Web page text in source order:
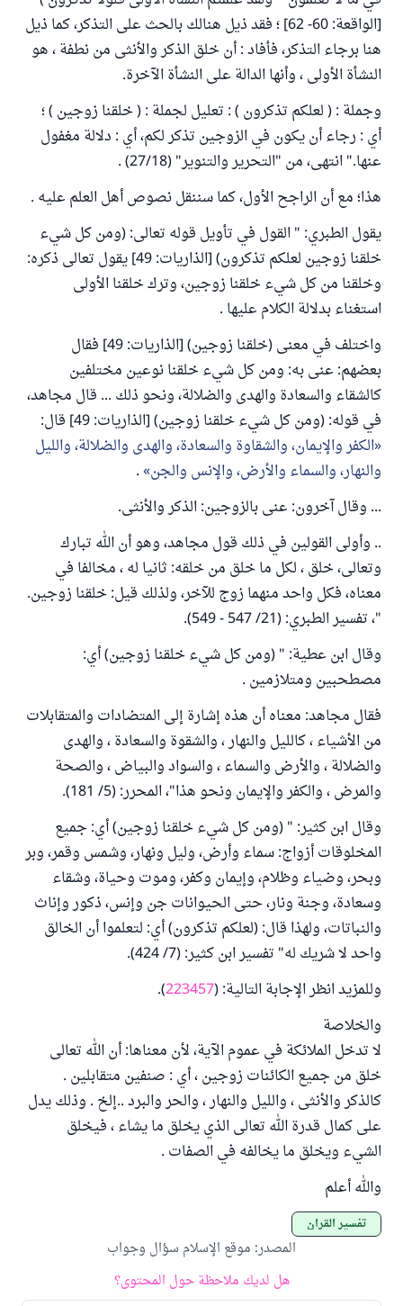
[الواقعة: 60- 62] ؛ فقد ذيل هنالك بالحث على التذكر، كما ذيل
هنا برجاء التذكر، فأفاد : أن خلق الذكر والأنثى من نطفة ، هو
النشأة الأولى ، وأنها الدالة على النشأة الآخرة.
وجملة : ( لعلكم تذكرون ) : تعليل لجملة : ( خلقنا زوجين ) ؛
أي : رجاء أن يكون في الزوجين تذكر لكم، أي : دلالة مغفول
عنها." انتهى، من "التحرير والتنوير" (27/18) .
هذا؛ مع أن الراجح الأول، كما سننقل نصوص أهل العلم عليه .
يقول الطبري: " القول في تأويل قوله تعالى: (ومن كل شيء
خلقنا زوجين لعلكم تذكرون) [الذاريات: 49] يقول تعالى ذكره:
وخلقنا من كل شيء خلقنا زوجين، وترك خلقنا الأولى
استغناء بدلالة الكلام عليها .
واختلف في معنى (خلقنا زوجين) [الذاريات: 49] فقال
بعضهم: عنى به: ومن كل شيء خلقنا نوعين مختلفين
كالشقاء والسعادة والهدى والضلالة، ونحو ذلك ... قال مجاهد،
في قوله: (ومن كل شيء خلقنا زوجين) [الذاريات: 49] قال:
الكفر والإيمان، والشقاوة والسعادة، والهدى والضلالة، والليل
والنهار، والسماء والأرض، والإنس والجن .
... وقال آخرون: عنى بالزوجين: الذكر والأنثى.
.. وأولى القولين في ذلك قول مجاهد، وهو أن الله تبارك
وتعالى، خلق ، لكل ما خلق من خلقه: ثانيا له ، مخالفا في
معناه، فكل واحد منهما زوج للآخر، ولذلك قيل: خلقنا زوجين.
"، تفسير الطبري: (21/ 547 - 549).
وقال ابن عطية: " (ومن كل شيء خلقنا زوجين) أي:
مصطحبين ومتلازمين .
فقال مجاهد: معناه أن هذه إشارة إلى المتضادات والمتقابلات
من الأشياء ، كالليل والنهار ، والشقوة والسعادة ، والهدى
والضلالة ، والأرض والسماء ، والسواد والبياض ، والصحة
والمرض ، والكفر والإيمان ونحو هذا"، المحرر: (5/ 181).
وقال ابن كثير: " (ومن كل شيء خلقنا زوجين) أي: جميع
المخلوقات أزواج: سماء وأرض، وليل ونهار، وشمس وقمر، وبر
وبحر، وضياء وظلام، وإيمان وكفر، وموت وحياة، وشقاء
وسعادة، وجنة ونار، حتى الحيوانات جن وإنس، ذكور وإناث
والنباتات، ولهذا قال: (لعلكم تذكرون) أي: لتعلموا أن الخالق
واحد لا شريك له" تفسير ابن كثير: (7/ 424).
وللمزيد انظر الإجابة التالية: (223457
).
والخلاصة
لا تدخل الملائكة في عموم الآية، لأن معناها: أن الله تعالى
خلق من جميع الكائنات زوجين ، أي : صنفين متقابلين .
كالذكر والأنثى ، والليل والنهار ، والحر والبرد ..إلخ . وذلك يدل
على كمال قدرة الله تعالى الذي يخلق ما يشاء ، فيخلق
الشيء ويخلق ما يخالفه في الصفات .
والله أعلم
تفسير القرآن
المصدر: موقع الإسلام سؤال وجواب
هل لديك ملاحظة حول المحتوى؟